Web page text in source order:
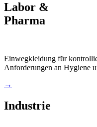
Labor &
Pharma
Einwegkleidung für
Anforderungen an Hygiene
→
Industrie